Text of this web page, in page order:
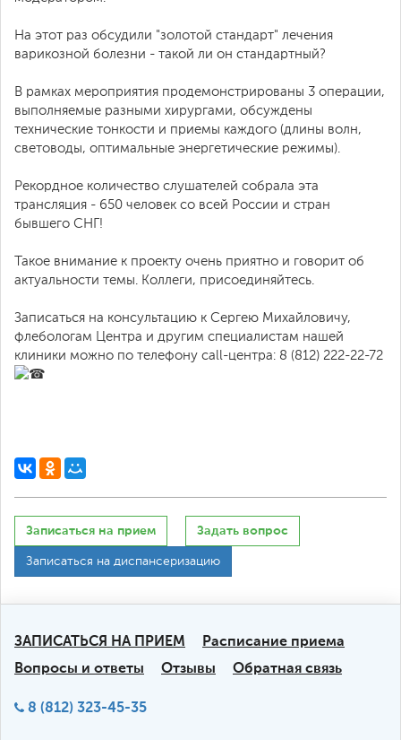
На этот раз обсудили "золотой стандарт" лечения
варикозной болезни - такой ли он стандартный?
В рамках мероприятия продемонстрированы 3 операции,
выполняемые разными хирургами, обсуждены
технические тонкости и приемы каждого (длины волн,
световоды, оптимальные энергетические режимы).
Рекордное количество слушателей собрала эта
трансляция - 650 человек со всей России и стран
бывшего СНГ!
Такое внимание к проекту очень приятно и говорит об
актуальности темы. Коллеги, присоединяйтесь.
Записаться на консультацию к Сергею Михайловичу,
флебологам Центра и другим специалистам нашей
клиники можно по телефону call-центра: 8 (812) 222-22-72
Записаться на прием Задать вопрос
Записаться на диспансеризацию
ЗАПИСАТЬСЯ НА ПРИЕМ
Расписание приема
Вопросы и ответы
Отзывы Обратная связь
8 (812) 323-45-35